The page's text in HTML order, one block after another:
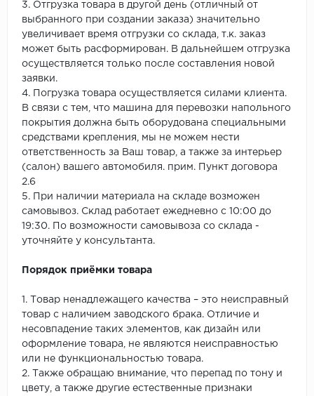
3. Отгрузка товара в другой день (отличный от
выбранного при создании заказа) значительно
увеличивает время отгрузки со склада, т.к. заказ
может быть расформирован. В дальнейшем отгрузка
осуществляется только после составления новой
заявки.
4. Погрузка товара осуществляется силами клиента.
В связи с тем, что машина для перевозки напольного
покрытия должна быть оборудована специальными
средствами крепления, мы не можем нести
ответственность за Ваш товар, а также за интерьер
(салон) вашего автомобиля. прим. Пункт договора
2.6
5. При наличии материала на складе возможен
самовывоз. Склад работает ежедневно с 10:00 до
19:30. По возможности самовывоза со склада -
уточняйте у консультанта.
Порядок приёмки товара
1. Товар ненадлежащего качества – это неисправный
товар с наличием заводского брака. Отличие и
несовпадение таких элементов, как дизайн или
оформление товара, не являются неисправностью
или не функциональностью товара.
2. Также обращаю внимание, что перепад по тону и
цвету, а также другие естественные признаки